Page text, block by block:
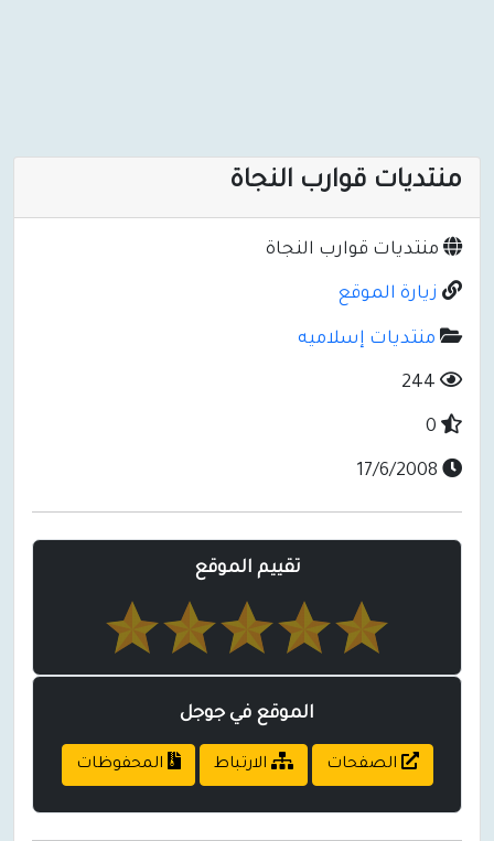
منتديات قوارب النجاة
منتديات قوارب النجاة
زيارة الموقع
منتديات إسلاميه
تقييم الموقع
الموقع في جوجل
الصفحات الارتباط المحفوظات